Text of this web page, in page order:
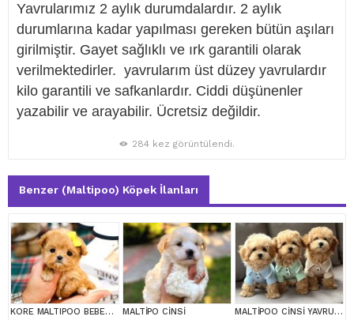
Yavrularımız 2 aylık durumdalardır. 2 aylık
durumlarına kadar yapılması gereken bütün aşıları
girilmiştir. Gayet sağlıklı ve ırk garantili olarak
verilmektedirler. yavrularım üst düzey yavrulardır
kilo garantili ve safkanlardır. Ciddi düşünenler
yazabilir ve arayabilir. Ücretsiz değildir.
284 kez görüntülendi.
Benzer (Maltipoo) Köpek İlanları
KORE MALTIPOO BEBEKLERIM MALTİPO CİNSİ MALTİPOO CİNSİ YAVRULAR EV ÜRETİMİ